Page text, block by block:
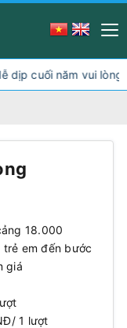
cuối năm vui lòng
18.000
em đến bước
giá
1 lượt